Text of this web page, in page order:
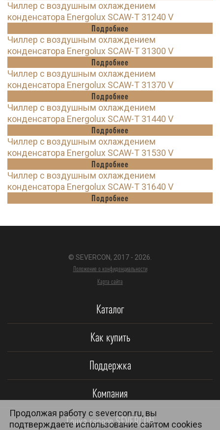
Чиллер с воздушным охлаждением
конденсатора Energolux SCAW-T 31240 V
Подробнее
Чиллер с воздушным охлаждением
конденсатора Energolux SCAW-T 31300 V
Подробнее
Чиллер с воздушным охлаждением
конденсатора Energolux SCAW-T 31370 V
Подробнее
Чиллер с воздушным охлаждением
конденсатора Energolux SCAW-T 31440 V
Подробнее
Чиллер с воздушным охлаждением
конденсатора Energolux SCAW-T 31530 V
Подробнее
Чиллер с воздушным охлаждением
конденсатора Energolux SCAW-T 31640 V
Подробнее
© SEVERCON, 2017 - 2026.
Положение о конфиденциальности
Карта сайта
Каталог
Как купить
Поддержка
Компания
Гонка героев SEVERCON
Продолжая работу с severcon.ru, вы
подтверждаете использование сайтом cookies